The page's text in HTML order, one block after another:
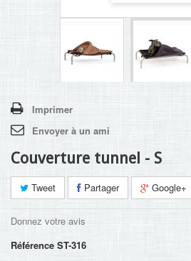
Imprimer
Envoyer à un ami
Couverture tunnel - S
Tweet Partager Google+
Donnez votre avis
Référence ST-316